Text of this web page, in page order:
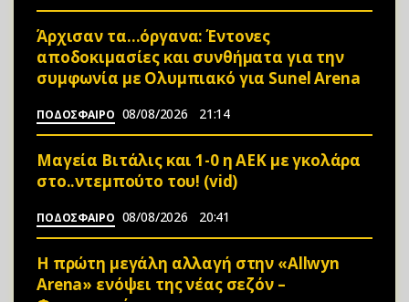
Άρχισαν τα…όργανα: Έντονες
αποδοκιμασίες και συνθήματα για την
συμφωνία με Ολυμπιακό για Sunel Arena
ΠΟΔΟΣΦΑΙΡΟ 08/08/2026 21:14
Μαγεία Βιτάλις και 1-0 η ΑΕΚ με γκολάρα
στο..ντεμπούτο του! (vid)
ΠΟΔΟΣΦΑΙΡΟ 08/08/2026 20:41
Η πρώτη μεγάλη αλλαγή στην «Αllwyn
Arena» ενόψει της νέας σεζόν –